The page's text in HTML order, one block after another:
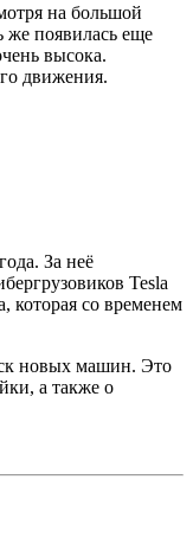
на большой
же появилась еще
высока.
движения.
За неё
Tesla
которая со временем
новых машин. Это
а также о